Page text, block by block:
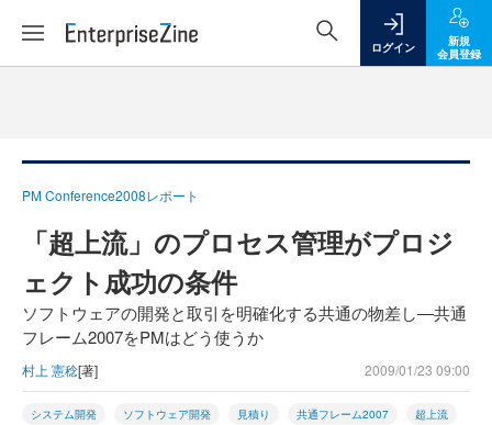
ログイン
新規
会員登録
PM Conference2008レポート
「超上流」のプロセス管理がプロジ
ェクト成功の条件
ソフトウェアの開発と取引を明確化する共通の物差し―共通
フレーム2007をPMはどう使うか
村上 憲稔[著] 2009/01/23 09:00
システム開発 ソフトウェア開発 見積り 共通フレーム2007 超上流